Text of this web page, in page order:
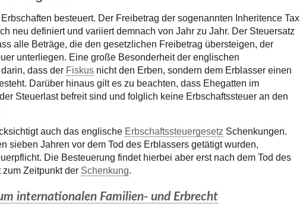
besteuert. Der Freibetrag der sogenannten Inheritence Tax
neu definiert und variiert demnach von Jahr zu Jahr. Der Steuersatz
alle Beträge, die den gesetzlichen Freibetrag übersteigen, der
unterliegen. Eine große Besonderheit der englischen
dass der Fiskus nicht den Erben, sondern dem Erblasser einen
Darüber hinaus gilt es zu beachten, dass Ehegatten im
Steuerlast befreit sind und folglich keine Erbschaftssteuer an den
auch das englische Erbschaftssteuergesetz Schenkungen.
sieben Jahren vor dem Tod des Erblassers getätigt wurden,
Die Besteuerung findet hierbei aber erst nach dem Tod des
zum Zeitpunkt der Schenkung.
internationalen Familien- und Erbrecht